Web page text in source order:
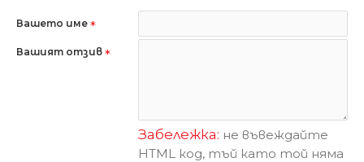
Вашето име
Вашият отзив
Забележка: не въвеждайте
HTML код, тъй като той няма